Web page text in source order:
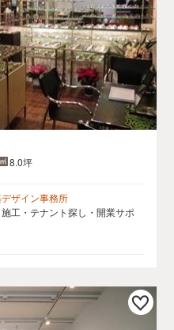
8.0坪
ザイン事務所
工・テナント探し・開業サポ